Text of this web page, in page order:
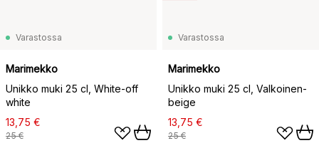
Varastossa
Marimekko
Unikko muki 25 cl, White-off
white
13,75 €
25 €
Varastossa
Marimekko
Unikko muki 25 cl, Valkoinen-
beige
13,75 €
25 €